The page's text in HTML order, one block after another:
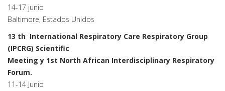
14-17 junio
Baltimore, Estados Unidos
13 th International Respiratory Care Respiratory Group
(IPCRG) Scientific
Meeting y 1st North African Interdisciplinary Respiratory
Forum.
11-14 Junio